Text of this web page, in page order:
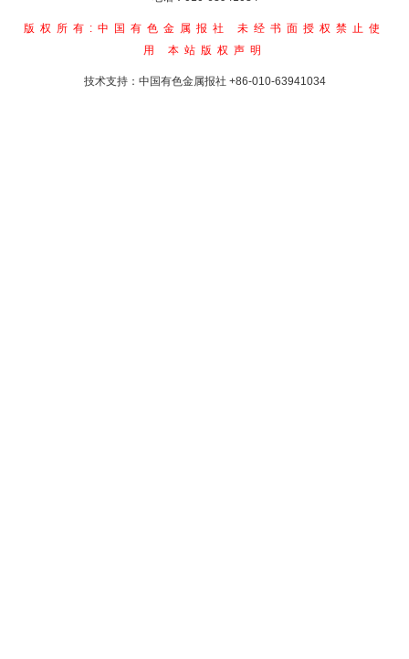
版权所有:中国有色金属报社
未经书面授权禁止使
用 本站版权声明
技术支持：中国有色金属报社 +86-010-63941034